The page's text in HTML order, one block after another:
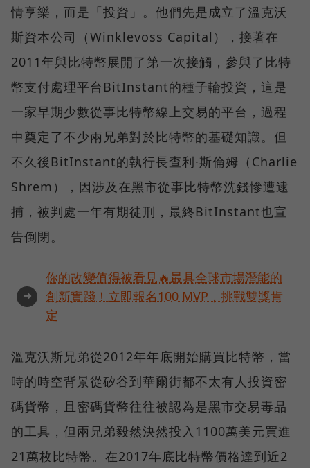
情享樂，而是「投資」。他們先是成立了溫克沃
斯資本公司（Winklevoss Capital），接著在
2011年與比特幣展開了第一次接觸，參與了比特
幣支付處理平台BitInstant的種子輪投資，這是
一家早期少數從事比特幣線上交易的平台，過程
中奠定了不少兩兄弟對於比特幣的基礎知識。但
不久後BitInstant的執行長查利·斯倫姆（Charlie
Shrem），因涉及在黑市從事比特幣洗錢慘遭逮
捕，被判處一年有期徒刑，最終BitInstant也宣
告倒閉。
➜
你的改變值得被看見🔥最具全球市場潛能的
創新實踐！立即報名100 MVP，挑戰雙獎肯
定
溫克沃斯兄弟從2012年年底開始購買比特幣，當
時的時空背景從矽谷到華爾街都不太有人投資密
碼貨幣，且密碼貨幣往往被認為是黑市交易毒品
的工具，但兩兄弟毅然決然投入1100萬美元買進
21萬枚比特幣。在2017年底比特幣價格達到近2